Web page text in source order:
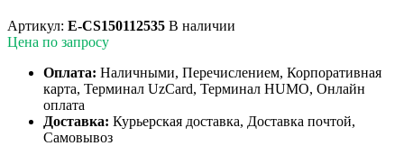
Артикул: E-CS150112535 В наличии
Цена по запросу
Оплата: Наличными, Перечислением, Корпоративная
карта, Терминал UzCard, Терминал HUMO, Онлайн
оплата
Доставка: Курьерская доставка, Доставка почтой,
Самовывоз